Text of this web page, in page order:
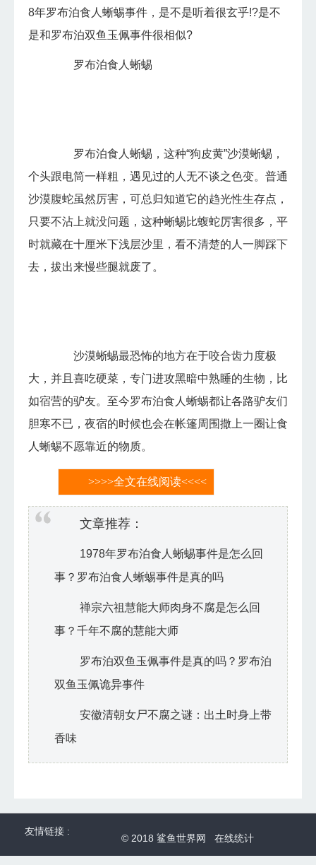
8年罗布泊食人蜥蜴事件，是不是听着很玄乎!?是不
是和罗布泊双鱼玉佩事件很相似?
罗布泊食人蜥蜴
罗布泊食人蜥蜴，这种“狗皮黄”沙漠蜥蜴，
个头跟电筒一样粗，遇见过的人无不谈之色变。普通
沙漠腹蛇虽然厉害，可总归知道它的趋光性生存点，
只要不沾上就没问题，这种蜥蜴比蝮蛇厉害很多，平
时就藏在十厘米下浅层沙里，看不清楚的人一脚踩下
去，拔出来慢些腿就废了。
沙漠蜥蜴最恐怖的地方在于咬合齿力度极
大，并且喜吃硬菜，专门进攻黑暗中熟睡的生物，比
如宿营的驴友。至今罗布泊食人蜥蜴都让各路驴友们
胆寒不已，夜宿的时候也会在帐篷周围撒上一圈让食
人蜥蜴不愿靠近的物质。
>>>>全文在线阅读<<<<
文章推荐：
1978年罗布泊食人蜥蜴事件是怎么回
事？罗布泊食人蜥蜴事件是真的吗
禅宗六祖慧能大师肉身不腐是怎么回
事？千年不腐的慧能大师
罗布泊双鱼玉佩事件是真的吗？罗布泊
双鱼玉佩诡异事件
安徽清朝女尸不腐之谜：出土时身上带
香味
友情链接 :
© 2018 鲨鱼世界网 在线统计